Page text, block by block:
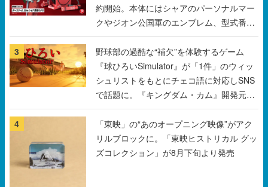
約開始。本体にはシャアのパーソナルマー
クやジオン公国軍のエンブレム、型式番号
などを配置
3
野球部の過酷な“補欠”を体験するゲーム
『球ひろいSimulator』が「1件」のウィッ
シュリストをもとにチェコ語に対応しSNS
で話題に。『キングダム・カム』開発元や
チェコのプロ野球選手から称賛の声
4
「東映」の“あのオープニング映像”がアク
リルブロックに。「東映ヒストリカル グッ
ズコレクション」が8月下旬より発売